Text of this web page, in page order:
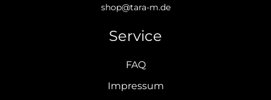
shop@tara-m.de
Service
FAQ
Impressum